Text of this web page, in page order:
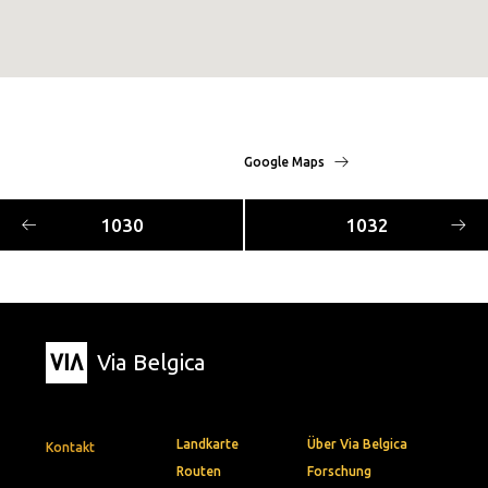
Google Maps
1030 1032
Via Belgica
Kontakt
Landkarte
Routen
Über Via Belgica
Forschung